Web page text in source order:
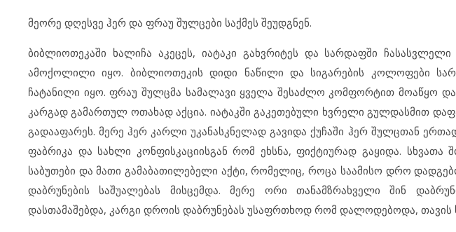
მეორე დღესვე ჰერ და ფრაუ შულცები საქმეს შეუდგნენ.
ბიბლიოთეკაში ხალიჩა აკეცეს, იატაკი გახვრიტეს და სარდაფში
ამოქოლილი იყო. ბიბლიოთეკის დიდი ნაწილი და სიგარების კოლოფები
ჩატანილი იყო. ფრაუ შულცმა სამალავი ყველა შესაძლო კომფორტით მოაწყო
კარგად გამართულ ოთახად აქცია. იატაკში გაკეთებული ხვრელი გულდასმით
გადააფარეს. მერე ჰერ კარლი უკანასკნელად გავიდა ქუჩაში ჰერ შულცთან
ფაბრიკა და სახლი კონფისკაციისგან რომ ეხსნა, ფიქტიურად გაყიდა. სხვათა
საბუთები და მათი გამაბათილებელი აქტი, რომელიც, როცა საამისო დრო
დაბრუნების საშუალებას მისცემდა. მერე ორი თანამზრახველი შინ
დასთამაშებდა, კარგი დროის დაბრუნებას უსაფრთხოდ რომ დალოდებოდა, თავის